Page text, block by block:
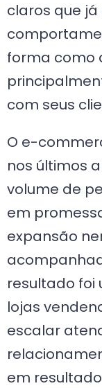
claros que
forma como
com seus
O e-
nos últimos
volume de
em
expansão
resultado foi
lojas
escalar
em